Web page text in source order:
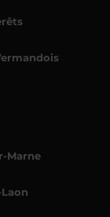
Marne